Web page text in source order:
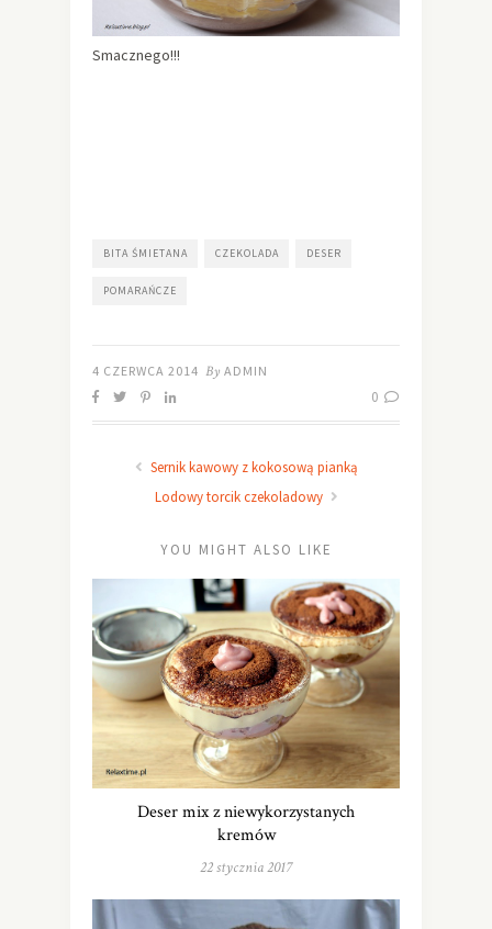
Smacznego!!!
BITA ŚMIETANA CZEKOLADA DESER
POMARAŃCZE
4 CZERWCA 2014 By ADMIN
0
Sernik kawowy z kokosową pianką
Lodowy torcik czekoladowy
YOU MIGHT ALSO LIKE
Deser mix z niewykorzystanych
kremów
22 stycznia 2017